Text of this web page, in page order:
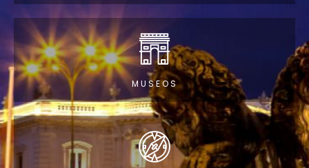
MUSEOS